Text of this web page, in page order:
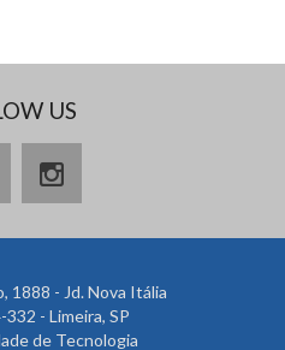
US
1888 - Jd. Nova Itália
- Limeira, SP
de Tecnologia